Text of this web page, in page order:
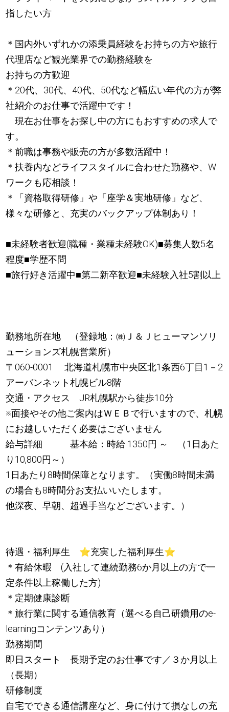
指したい方
＊国内外いずれかの添乗員経験をお持ちの方や旅行
代理店など観光業界での勤務経験を
お持ちの方歓迎
＊20代、30代、40代、50代など幅広い年代の方が弊
社紹介のお仕事で活躍中です！
現在お仕事をお探し中の方にもおすすめの求人で
す。
＊前職は事務や販売の方が多数活躍中！
＊扶養内などライフスタイルに合わせた勤務や、W
ワークも応相談！
＊「資格取得研修」や「座学＆実地研修」など、
様々な研修と、充実のバックアップ体制あり！
■未経験者歓迎(職種・業種未経験OK)■募集人数5名
程度■学歴不問
■旅行好き活躍中■第二新卒歓迎■未経験入社5割以上
勤務地所在地 （登録地：㈱Ｊ＆Ｊヒューマンソリ
ューションズ札幌営業所）
〒060-0001 北海道札幌市中央区北1条西6丁目1－2
アーバンネット札幌ビル8階
交通・アクセス JR札幌駅から徒歩10分
※面接やその他ご案内はＷＥＢで行いますので、札幌
にお越しいただく必要はございません
給与詳細 基本給：時給 1350円 ～ （1日あた
り10,800円～）
1日あたり8時間保障となります。（実働8時間未満
の場合も8時間分お支払いいたします。
他深夜、早朝、超過手当などございます。）
待遇・福利厚生 ⭐充実した福利厚生⭐
＊有給休暇 (入社して連続勤務6か月以上の方で一
定条件以上稼働した方)
＊定期健康診断
＊旅行業に関する通信教育（選べる自己研鑽用のe-
learningコンテンツあり）
勤務期間
即日スタート 長期予定のお仕事です／３か月以上
（長期）
研修制度
自宅でできる通信講座など、身に付けて損なしの充